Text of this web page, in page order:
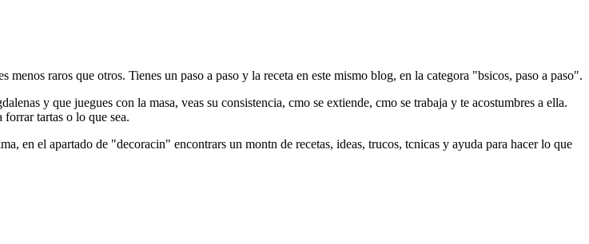
raros que otros. Tienes un paso a paso y la receta en este mismo blog, en la categora "bsicos, paso a paso".
y que juegues con la masa, veas su consistencia, cmo se extiende, cmo se trabaja y te acostumbres a ella.
forrar tartas o lo que sea.
en el apartado de "decoracin" encontrars un montn de recetas, ideas, trucos, tcnicas y ayuda para hacer lo que